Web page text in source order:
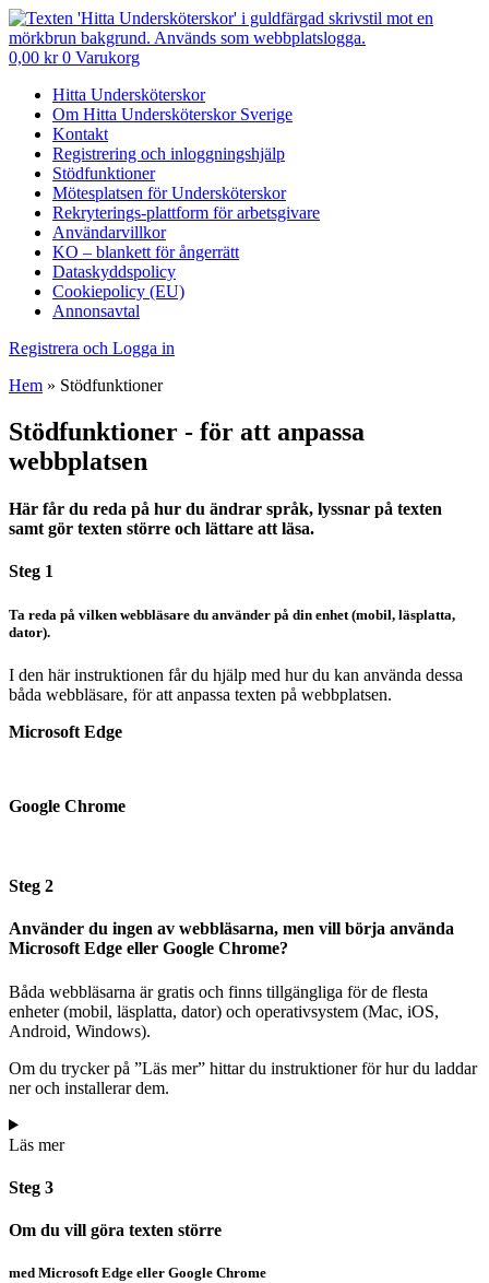
0,00 kr 0 Varukorg
Hitta Undersköterskor
Om Hitta Undersköterskor Sverige
Kontakt
Registrering och inloggningshjälp
Stödfunktioner
Mötesplatsen för Undersköterskor
Rekryterings-plattform för arbetsgivare
Användarvillkor
KO – blankett för ångerrätt
Dataskyddspolicy
Cookiepolicy (EU)
Annonsavtal
Registrera och Logga in
Hem » Stödfunktioner
Stödfunktioner - för att anpassa
webbplatsen
Här får du reda på hur du ändrar språk, lyssnar på texten
samt gör texten större och lättare att läsa.
Steg 1
Ta reda på vilken webbläsare du använder på din enhet (mobil, läsplatta,
dator).
I den här instruktionen får du hjälp med hur du kan använda dessa
båda webbläsare, för att anpassa texten på webbplatsen.
Microsoft Edge
Google Chrome
Steg 2
Använder du ingen av webbläsarna, men vill börja använda
Microsoft Edge eller Google Chrome?
Båda webbläsarna är gratis och finns tillgängliga för de flesta
enheter (mobil, läsplatta, dator) och operativsystem (Mac, iOS,
Android, Windows).
Om du trycker på ”Läs mer” hittar du instruktioner för hur du laddar
ner och installerar dem.
Läs mer
Steg 3
Om du vill göra texten större
med Microsoft Edge eller Google Chrome